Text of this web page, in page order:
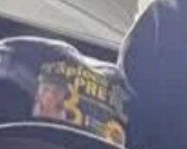
de perto a rotina da mãe, que sempre
trabalhou com alimentação e empreendeu
segmento. Criada nesse universo, Lorena
cresceu ajudando nas tarefas e con